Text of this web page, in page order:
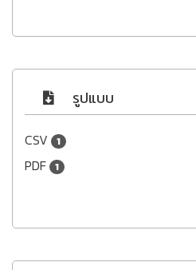
รูปแบบ
CSV 1
PDF 1